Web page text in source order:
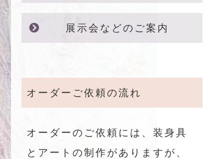
展示会などのご案内
オーダーご依頼の流れ
オーダーのご依頼には、装身具
とアートの制作がありますが、